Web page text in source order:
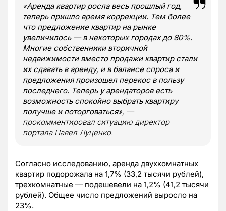
«Аренда квартир росла весь прошлый год,
теперь пришло время коррекции. Тем более
что предложение квартир на рынке
увеличилось — в некоторых городах до 80%.
Многие собственники вторичной
недвижимости вместо продажи квартир стали
их сдавать в аренду, и в балансе спроса и
предложения произошел перекос в пользу
последнего. Теперь у арендаторов есть
возможность спокойно выбрать квартиру
получше и поторговаться», —
прокомментировал ситуацию директор
портала Павел Луценко.
Согласно исследованию, аренда двухкомнатных
квартир подорожала на 1,7% (33,2 тысячи рублей),
трехкомнатные — подешевели на 1,2% (41,2 тысячи
рублей). Общее число предложений выросло на
23%.